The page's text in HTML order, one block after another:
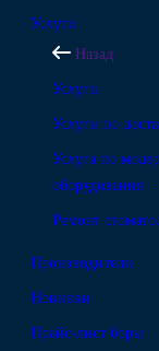
Услуги
Назад
Услуги
Услуги по
Услуга по
оборудования
Ремонт
Производители
Новинки
Прайс-лист боры